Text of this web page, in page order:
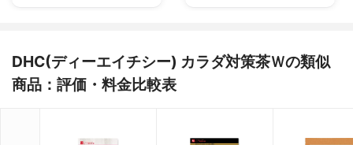
DHC(ディーエイチシー) カラダ対策茶Ｗの類似
商品：評価・料金比較表